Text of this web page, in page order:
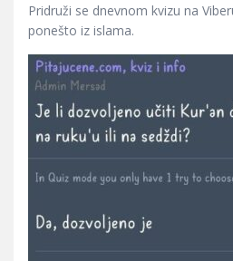
Pridruži se dnevnom kvizu na
ponešto iz islama.